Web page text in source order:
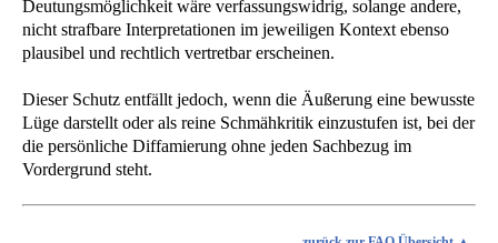
Deutungsmöglichkeit wäre verfassungswidrig, solange andere,
nicht strafbare Interpretationen im jeweiligen Kontext ebenso
plausibel und rechtlich vertretbar erscheinen.
Dieser Schutz entfällt jedoch, wenn die Äußerung eine bewusste
Lüge darstellt oder als reine Schmähkritik einzustufen ist, bei der
die persönliche Diffamierung ohne jeden Sachbezug im
Vordergrund steht.